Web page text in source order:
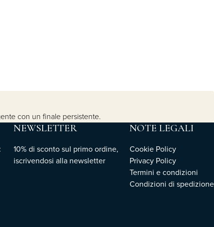
con un finale persistente.
NEWSLETTER
10% di sconto sul primo ordine,
iscrivendosi alla newsletter
NOTE LEGALI
Cookie Policy
Privacy Policy
Termini e condizioni
Condizioni di spedizione